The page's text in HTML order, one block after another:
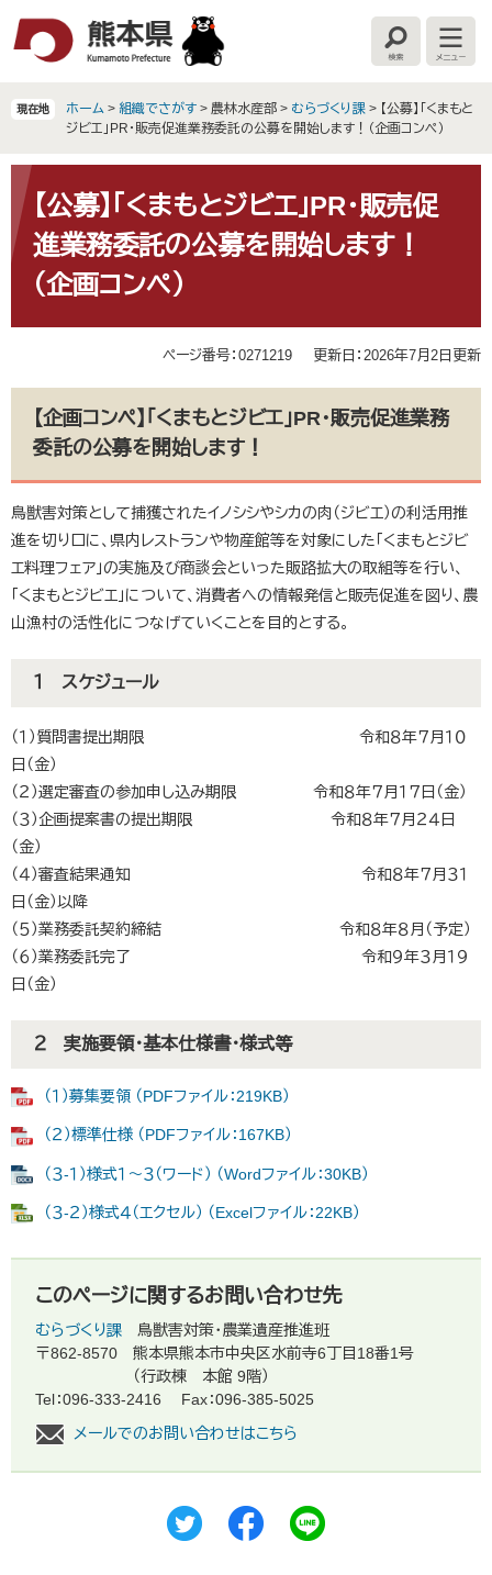
文
へ
検
索
メ
ニ
ー
現在地 ホーム > 組織でさがす > 農林水産部 > むらづくり課 > 【公募】「くまもと
ジビエ」PR・販売促進業務委託の公募を開始します！（企画コンペ）
文
【公募】「くまもとジビエ」PR・販売促
進業務委託の公募を開始します！
（企画コンペ）
ページ番号：0271219 更新日：2026年7月2日更新
【企画コンペ】「くまもとジビエ」PR・販売促進業務
委託の公募を開始します！
鳥獣害対策として捕獲されたイノシシやシカの肉（ジビエ）の利活用推
進を切り口に、県内レストランや物産館等を対象にした「くまもとジビ
エ料理フェア」の実施及び商談会といった販路拡大の取組等を行い、
「くまもとジビエ」について、消費者への情報発信と販売促進を図り、農
山漁村の活性化につなげていくことを目的とする。
１ スケジュール
（１）質問書提出期限 令和８年７月１０
日（金）
（２）選定審査の参加申し込み期限 令和８年７月１７日（金）
（３）企画提案書の提出期限 令和８年７月２４日
（金）
（４）審査結果通知 令和８年７月３１
日（金）以降
（５）業務委託契約締結 令和８年８月（予定）
（６）業務委託完了 令和９年３月１９
日（金）
２ 実施要領・基本仕様書・様式等
（１）募集要領 （PDFファイル：219KB）
（２）標準仕様 （PDFファイル：167KB）
（３-１）様式１～３（ワード） （Wordファイル：30KB）
（３-２）様式４（エクセル） （Excelファイル：22KB）
このページに関するお問い合わせ先
むらづくり課
鳥獣害対策・農業遺産推進班
〒862-8570
熊本県熊本市中央区水前寺6丁目18番1号
（行政棟 本館 9階）
Tel：096-333-2416
Fax：096-385-5025
メールでのお問い合わせはこちら